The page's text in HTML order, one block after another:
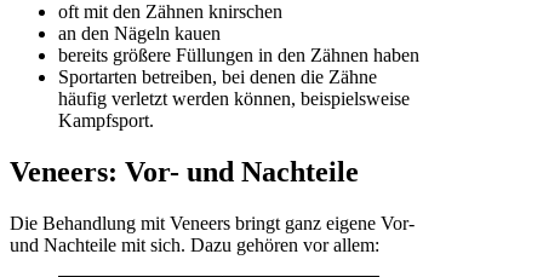
oft mit den Zähnen knirschen
an den Nägeln kauen
bereits größere Füllungen in den Zähnen haben
Sportarten betreiben, bei denen die Zähne
häufig verletzt werden können, beispielsweise
Kampfsport.
Veneers: Vor- und Nachteile
Die Behandlung mit Veneers bringt ganz eigene Vor-
und Nachteile mit sich. Dazu gehören vor allem: